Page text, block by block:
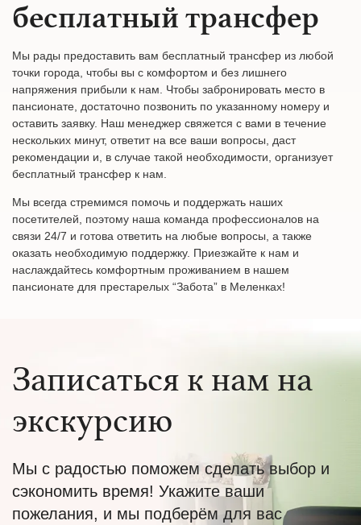
бесплатный трансфер
Мы рады предоставить вам бесплатный трансфер из любой
точки города, чтобы вы с комфортом и без лишнего
напряжения прибыли к нам. Чтобы забронировать место в
пансионате, достаточно позвонить по указанному номеру и
оставить заявку. Наш менеджер свяжется с вами в течение
нескольких минут, ответит на все ваши вопросы, даст
рекомендации и, в случае такой необходимости, организует
бесплатный трансфер к нам.
Мы всегда стремимся помочь и поддержать наших
посетителей, поэтому наша команда профессионалов на
связи 24/7 и готова ответить на любые вопросы, а также
оказать необходимую поддержку. Приезжайте к нам и
наслаждайтесь комфортным проживанием в нашем
пансионате для престарелых “Забота” в Меленках!
Записаться к нам на
экскурсию
Мы с радостью поможем сделать выбор и
сэкономить время! Укажите ваши
пожелания, и мы подберём для вас